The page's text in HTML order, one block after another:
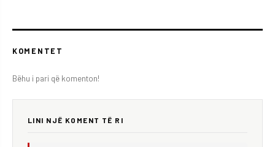
KOMENTET
Bëhu i pari që komenton!
LINI NJË KOMENT TË RI